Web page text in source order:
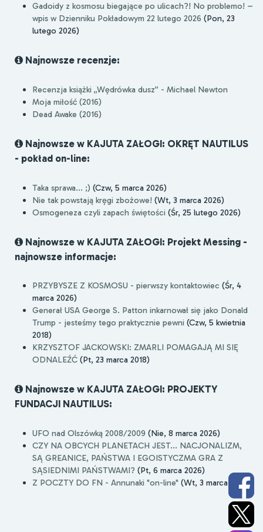
Gadoidy z kosmosu biegające po ulicach?! No problemo! –
wpis w Dzienniku Pokładowym 22 lutego 2026 (Pon, 23
lutego 2026)
Najnowsze recenzje:
Recenzja książki „Wędrówka dusz” - Michael Newton
Moja miłość (2016)
Dead Awake (2016)
Najnowsze w KAJUTA ZAŁOGI: OKRĘT NAUTILUS
- pokład on-line:
Taka sprawa... ;) (Czw, 5 marca 2026)
Nie tak powstają kręgi zbożowe! (Wt, 3 marca 2026)
Osmogeneza czyli zapach świętości (Śr, 25 lutego 2026)
Najnowsze w KAJUTA ZAŁOGI: Projekt Messing -
najnowsze informacje:
PRZYBYSZE Z KOSMOSU - pierwszy kontaktowiec (Śr, 4
marca 2026)
Generał USA George S. Patton inkarnował się jako Donald
Trump - jesteśmy tego praktycznie pewni (Czw, 5 kwietnia
2018)
KRZYSZTOF JACKOWSKI: ZMARLI POMAGAJĄ MI SIĘ
ODNALEŹĆ (Pt, 23 marca 2018)
Najnowsze w KAJUTA ZAŁOGI: PROJEKTY
FUNDACJI NAUTILUS:
UFO nad Olszówką 2008/2009 (Nie, 8 marca 2026)
CZY NA OBCYCH PLANETACH JEST... NACJONALIZM,
SĄ GREANICE, PAŃSTWA I EGOISTYCZMA GRA Z
SĄSIEDNIMI PAŃSTWAMI? (Pt, 6 marca 2026)
Z POCZTY DO FN - Annunaki "on-line" (Wt, 3 marca 2026)